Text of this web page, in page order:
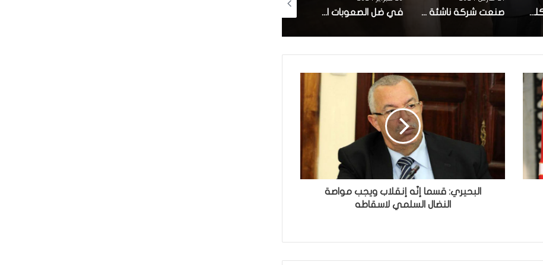
في ضل الصعوبات الاقتصادية : تاخر كبير في الاعلان عن تركيبة الهيئة الوطنية للصلح الجزائي وانطلاق اشغالها وضع محمد فريخة الصحي صعب ونقله الي المستشفى
البحيري: قسما إنّه إنقلاب ويجب مواصة
النضال السلمي لاسقاطه